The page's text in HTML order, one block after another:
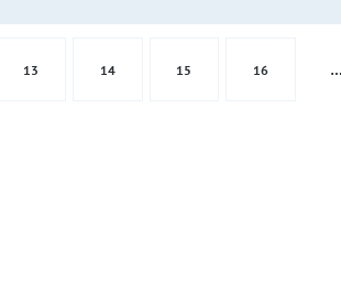
13 14 15 16 …